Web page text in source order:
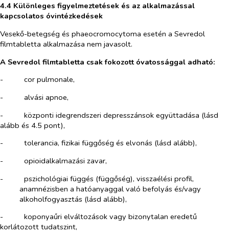
4.4 Különleges figyelmeztetések és az alkalmazással
kapcsolatos óvintézkedések
Vesekő-betegség és phaeocromocytoma esetén a Sevredol
filmtabletta alkalmazása nem javasolt.
A Sevredol filmtabletta csak fokozott óvatossággal adható:
-​
cor pulmonale,
-​
alvási apnoe,
-​
központi idegrendszeri depresszánsok együttadása (lásd
alább és 4.5 pont),
-​
tolerancia, fizikai függőség és elvonás (lásd alább),
-​
opioidalkalmazási zavar,
-​
pszichológiai függés (függőség), visszaélési profil,
anamnézisben a hatóanyaggal való befolyás és/vagy
alkoholfogyasztás (lásd alább),
-​
koponyaűri elváltozások vagy bizonytalan eredetű
korlátozott tudatszint,